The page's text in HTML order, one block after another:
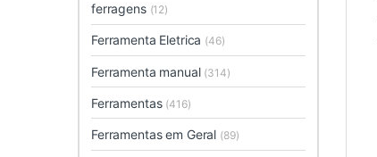
ferragens (12)
Ferramenta Eletrica (46)
Ferramenta manual (314)
Ferramentas (416)
Ferramentas em Geral (89)